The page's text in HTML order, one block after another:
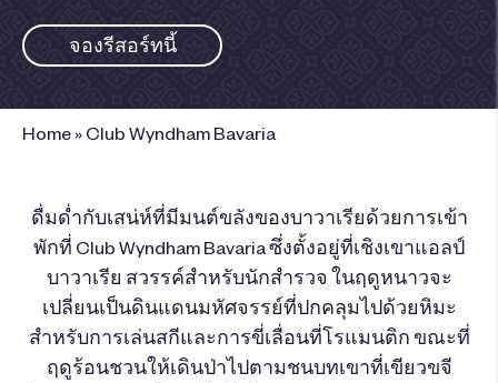
จองรีสอร์ทนี้
Home » Club Wyndham Bavaria
ดื่มด่ำกับเสน่ห์ที่มีมนต์ขลังของบาวาเรียด้วยการเข้า
พักที่ Club Wyndham Bavaria ซึ่งตั้งอยู่ที่เชิงเขาแอลป์
บาวาเรีย สวรรค์สำหรับนักสำรวจ ในฤดูหนาวจะ
เปลี่ยนเป็นดินแดนมหัศจรรย์ที่ปกคลุมไปด้วยหิมะ
สำหรับการเล่นสกีและการขี่เลื่อนที่โรแมนติก ขณะที่
ฤดูร้อนชวนให้เดินป่าไปตามชนบทเขาที่เขียวขจี